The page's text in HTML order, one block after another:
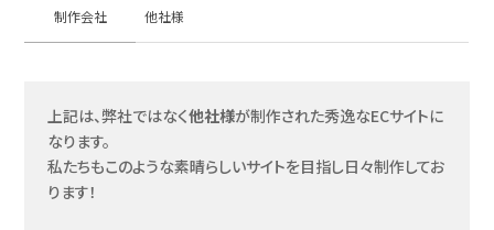
制作会社 他社様
上記は、弊社ではなく他社様が制作された秀逸なECサイトに
なります。
私たちもこのような素晴らしいサイトを目指し日々制作してお
ります！